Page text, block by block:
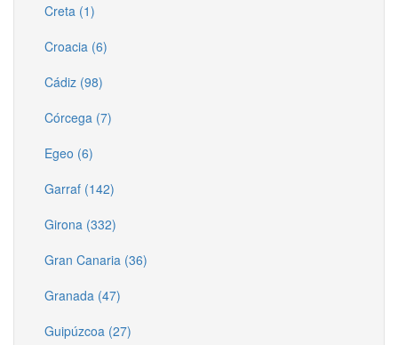
Creta (1)
Croacia (6)
Cádiz (98)
Córcega (7)
Egeo (6)
Garraf (142)
Girona (332)
Gran Canaria (36)
Granada (47)
Guipúzcoa (27)